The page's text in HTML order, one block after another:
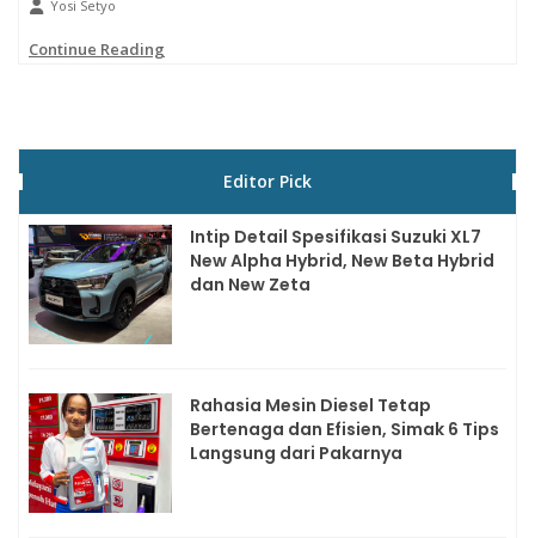
Yosi Setyo
Continue Reading
Editor Pick
Intip Detail Spesifikasi Suzuki XL7
New Alpha Hybrid, New Beta Hybrid
dan New Zeta
Rahasia Mesin Diesel Tetap
Bertenaga dan Efisien, Simak 6 Tips
Langsung dari Pakarnya